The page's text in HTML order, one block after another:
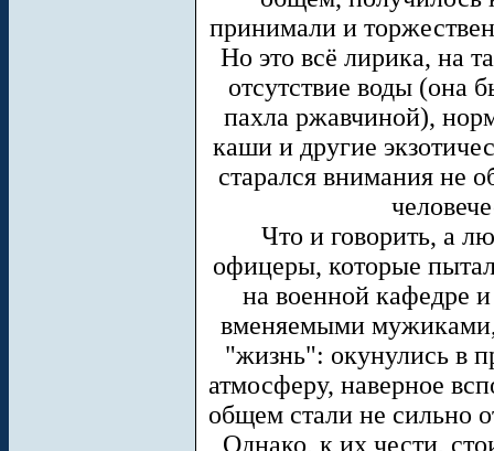
принимали и
Но это всё лирика, на
отсутствие воды (она
пахла ржавчиной),
каши и другие
старался внимания не
Что и говорить, а
офицеры, которые
на военной кафедре
вменяемыми мужиками,
"жизнь": окунулись в
атмосферу, наверное
общем стали не сильно
Однако, к их чести,